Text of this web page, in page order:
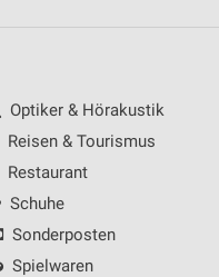
Optiker & Hörakustik
Reisen & Tourismus
Restaurant
Schuhe
Sonderposten
Spielwaren